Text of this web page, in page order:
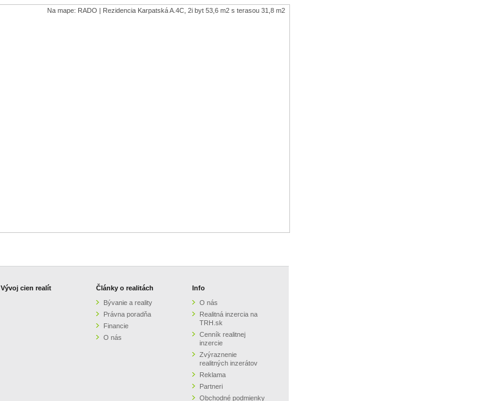
Na mape: RADO | Rezidencia Karpatská A.4C, 2i byt 53,6 m2 s terasou 31,8 m2
Vývoj cien realít
Články o realitách
Bývanie a reality
Právna poradňa
Financie
O nás
Info
O nás
Realitná inzercia na
TRH.sk
Cenník realitnej
inzercie
Zvýraznenie
realitných inzerátov
Reklama
Partneri
Obchodné podmienky